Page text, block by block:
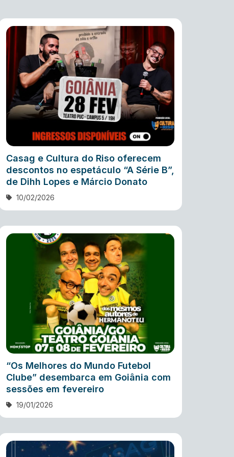
Casag e Cultura do Riso oferecem
descontos no espetáculo “A Série B”,
de Dihh Lopes e Márcio Donato
10/02/2026
“Os Melhores do Mundo Futebol
Clube” desembarca em Goiânia com
sessões em fevereiro
19/01/2026